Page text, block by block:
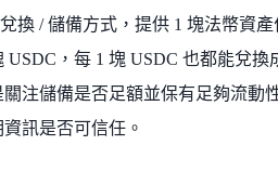
換 / 儲備方式，提供 1 塊法幣資產
USDC，每 1 塊 USDC 也都能兌換
注儲備是否足額並保有足夠流動
訊是否可信任。